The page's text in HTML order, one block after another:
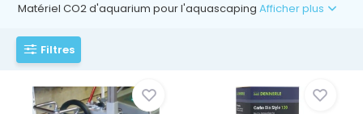
Matériel CO2 d'aquarium pour l'aquascapingAfficher plus
Filtres